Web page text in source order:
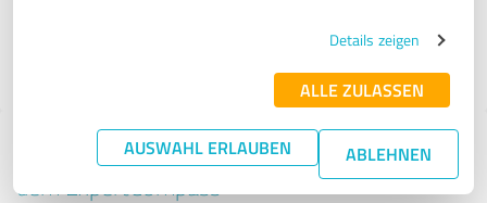
Details zeigen
ALLE ZULASSEN
AUSWAHL ERLAUBEN ABLEHNEN
Tipp: Die passenden Experten finden - mit
dem ExpertCompass